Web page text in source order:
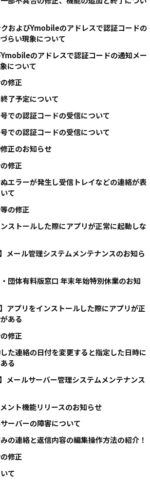
クおよびYmobileのアドレスで認証コードの
らい現象について
のアドレスで認証コードの通知メー
について
修正
了予定について
号での認証コードの受信について
号での認証コードの受信について
正のお知らせ
修正
ぬエラーが発生し受信トレイなどの連絡が表
て
の修正
ンストールした際にアプリが正常に起動しな
メール管理システムメンテナンスのお知ら
団体有料版窓口 年末年始特別休業のお知
アプリをインストールした際にアプリが正
ある
修正
した連絡の日付を変更すると指定した日時に
る
メールサーバー管理システムメンテナンス
ント機能リリースのお知らせ
ーバーの障害について
の連絡と返信内容の編集操作方法の紹介！
修正
て